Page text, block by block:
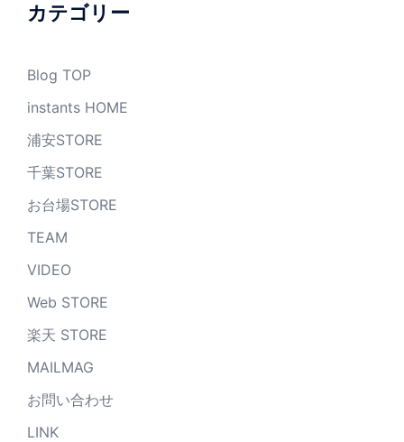
ブ
カテゴリー
Blog TOP
instants HOME
浦安STORE
千葉STORE
お台場STORE
TEAM
VIDEO
Web STORE
楽天 STORE
MAILMAG
お問い合わせ
LINK